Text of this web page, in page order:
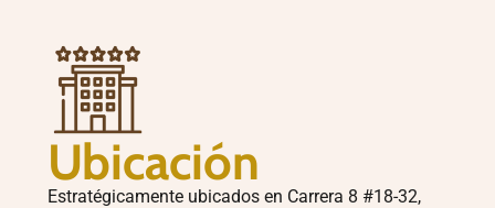
Ubicación
Estratégicamente ubicados en Carrera 8 #18-32,